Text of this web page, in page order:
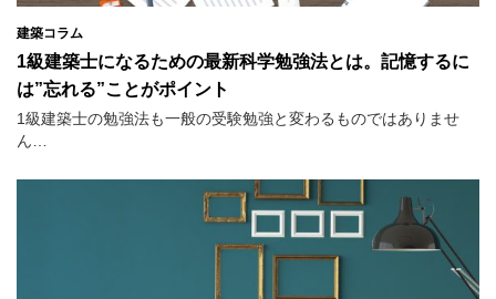
建築コラム
1級建築士になるための最新科学勉強法とは。記憶するに
は”忘れる”ことがポイント
1級建築士の勉強法も一般の受験勉強と変わるものではありませ
ん…